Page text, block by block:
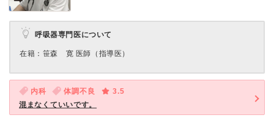
呼吸器専門医について
在籍：笹森 寛 医師（指導医）
内科 体調不良
3.5
混まなくていいです。